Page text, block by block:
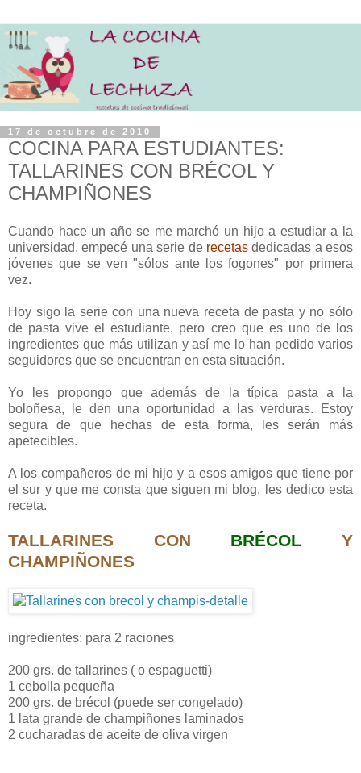
17 de octubre de 2010
COCINA PARA ESTUDIANTES:
TALLARINES CON BRÉCOL Y
CHAMPIÑONES
Cuando hace un año se me marchó un hijo a estudiar a la
universidad, empecé una serie de recetasdedicadas a esos
jóvenes que se ven "sólos ante los fogones" por primera
vez.
Hoy sigo la serie con una nueva receta de pasta y no sólo
de pasta vive el estudiante, pero creo que es uno de los
ingredientes que más utilizan y así me lo han pedido varios
seguidores que se encuentran en esta situación.
Yo les propongo que además de la típica pasta a la
boloñesa, le den una oportunidad a las verduras. Estoy
segura de que hechas de esta forma, les serán más
apetecibles.
A los compañeros de mi hijo y a esos amigos que tiene por
el sur y que me consta que siguen mi blog, les dedico esta
receta.
TALLARINES CON BRÉCOLY
CHAMPIÑONES
ingredientes: para 2 raciones
200 grs. de tallarines ( o espaguetti)
1 cebolla pequeña
200 grs. de brécol (puede ser congelado)
1 lata grande de champiñones laminados
2 cucharadas de aceite de oliva virgen